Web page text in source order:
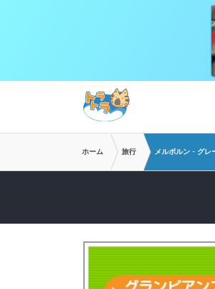
ホーム 旅行 メルボルン - グレ